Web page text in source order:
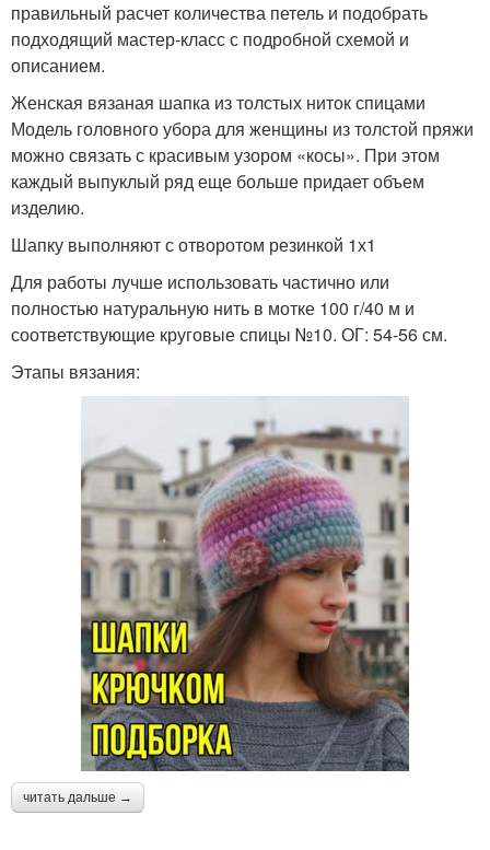
правильный расчет количества петель и подобрать
подходящий мастер-класс с подробной схемой и
описанием.
Женская вязаная шапка из толстых ниток спицами
Модель головного убора для женщины из толстой пряжи
можно связать с красивым узором «косы». При этом
каждый выпуклый ряд еще больше придает объем
изделию.
Шапку выполняют с отворотом резинкой 1х1
Для работы лучше использовать частично или
полностью натуральную нить в мотке 100 г/40 м и
соответствующие круговые спицы №10. ОГ: 54-56 см.
Этапы вязания:
читать дальше →